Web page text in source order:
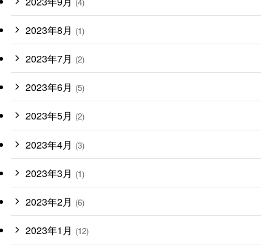
2023年8月 (1)
2023年7月 (2)
2023年6月 (5)
2023年5月 (2)
2023年4月 (3)
2023年3月 (1)
2023年2月 (6)
2023年1月 (12)